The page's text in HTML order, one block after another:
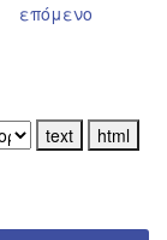
επόμενο